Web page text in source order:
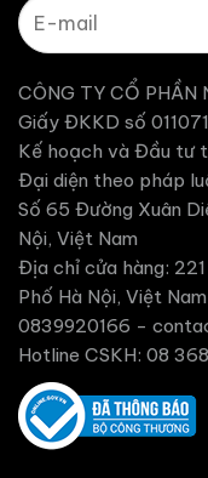
CÔNG TY CỔ PHẦN
Giấy ĐKKD số
Kế hoạch và Đầu tư
Đại diện theo pháp
Số 65 Đường Xuân
Nội, Việt Nam
Địa chỉ cửa hàng:
Phố Hà Nội, Việt Nam
0839920166 -
Hotline CSKH: 08